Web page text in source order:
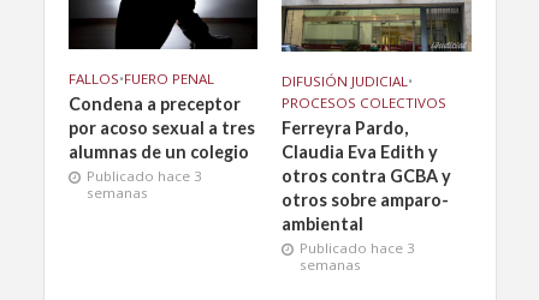
FALLOS•FUERO PENAL
Condena a preceptor
por acoso sexual a tres
alumnas de un colegio
Publicado hace 3
semanas
DIFUSIÓN JUDICIAL •
PROCESOS COLECTIVOS
Ferreyra Pardo,
Claudia Eva Edith y
otros contra GCBA y
otros sobre amparo-
ambiental
Publicado hace 3
semanas